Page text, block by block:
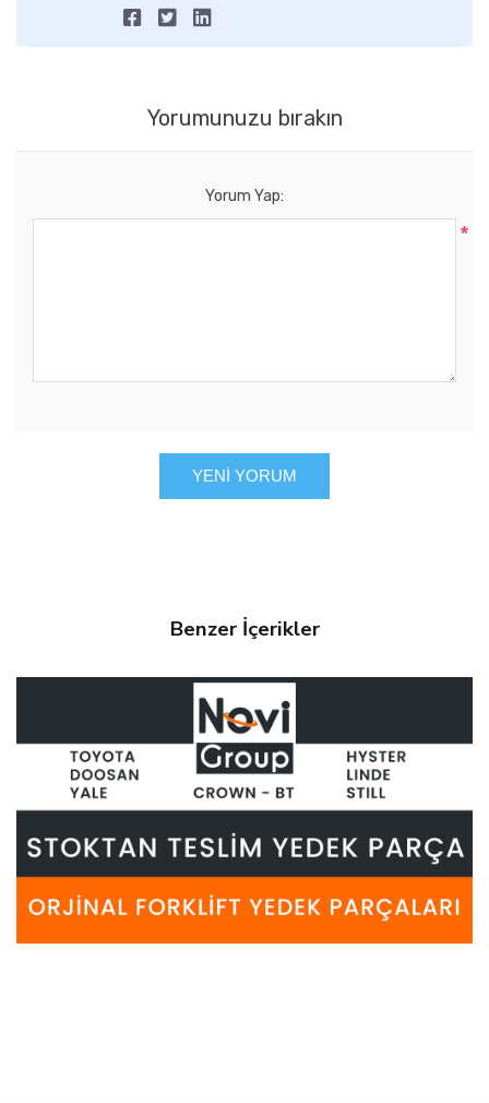
Yorumunuzu bırakın
Yorum Yap:
*
YENI YORUM
Benzer İçerikler